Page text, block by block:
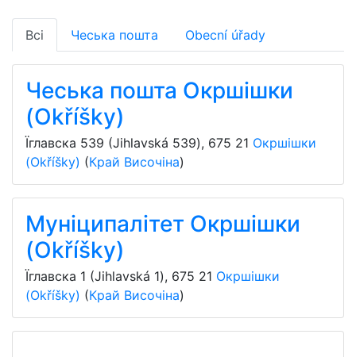
Всі Чеська пошта Obecní úřady
Чеська пошта Окршішки
(Okříšky)
Їглавска 539 (Jihlavská 539), 675 21 Окршішки
(Okříšky) (Край Височіна)
Муніципалітет Окршішки
(Okříšky)
Їглавска 1 (Jihlavská 1), 675 21 Окршішки
(Okříšky) (Край Височіна)